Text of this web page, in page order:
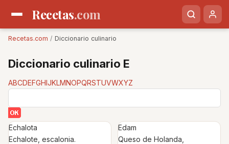
Recetas.com
Recetas.com / Diccionario culinario
Diccionario culinario E
ABCDEFGHIJKLMNOPQRSTUVWXYZ
Echalota
Echalote, escalonia.
Edam
Queso de Holanda,